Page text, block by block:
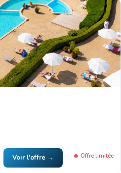
Voir l'offre → 🔥 Offre limitée